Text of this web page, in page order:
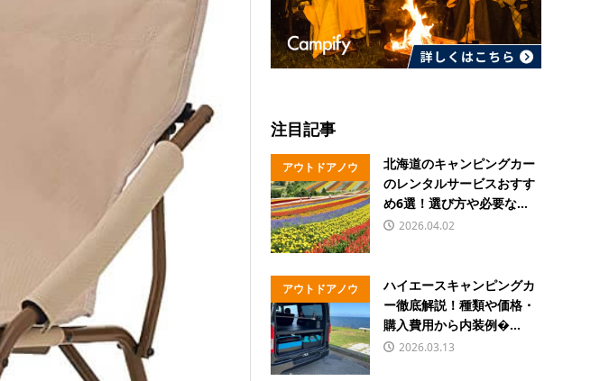
注目記事
アウトドアノウ
ハウ
北海道のキャンピングカー
のレンタルサービスおすす
め6選！選び方や必要な...
2026.04.02
アウトドアノウ
ハウ
ハイエースキャンピングカ
ー徹底解説！種類や価格・
購入費用から内装例�...
2026.03.13